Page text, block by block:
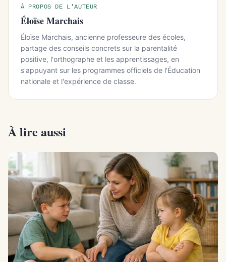
À PROPOS DE L'AUTEUR
Éloïse Marchais
Éloïse Marchais, ancienne professeure des écoles,
partage des conseils concrets sur la parentalité
positive, l'orthographe et les apprentissages, en
s'appuyant sur les programmes officiels de l'Éducation
nationale et l'expérience de classe.
À lire aussi